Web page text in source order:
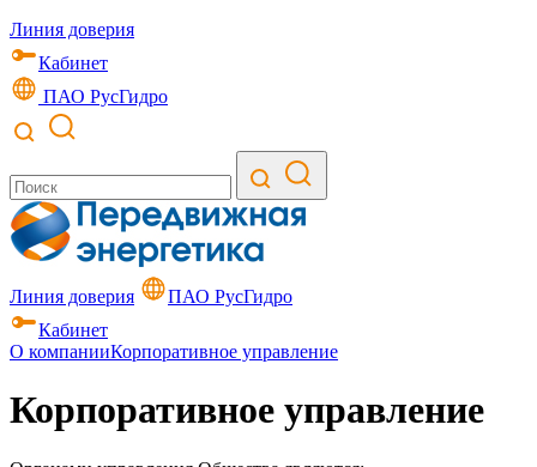
Линия доверия
Кабинет
ПАО РусГидро
Линия доверия
ПАО РусГидро
Кабинет
О компанииКорпоративное управление
Корпоративное управление